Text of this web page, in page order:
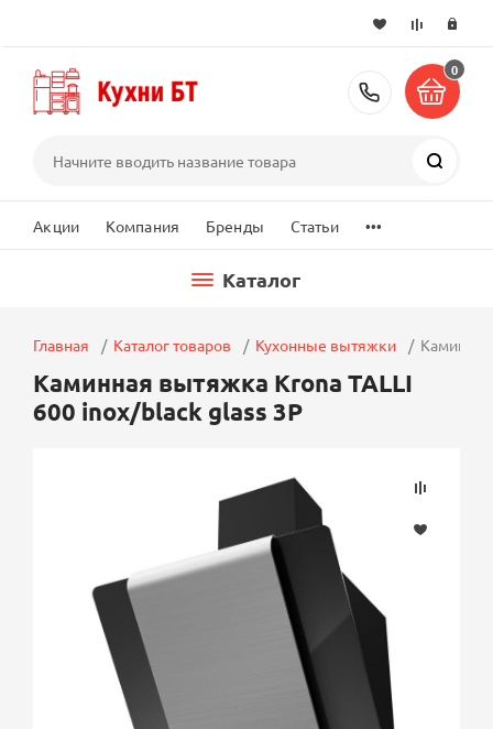
+7 (495)
0
Акции Компания Бренды Статьи ...
Каталог
Главная Каталог товаров Кухонные вытяжки
Каминная вытяжка Krona TALLI
600 inox/black glass 3P